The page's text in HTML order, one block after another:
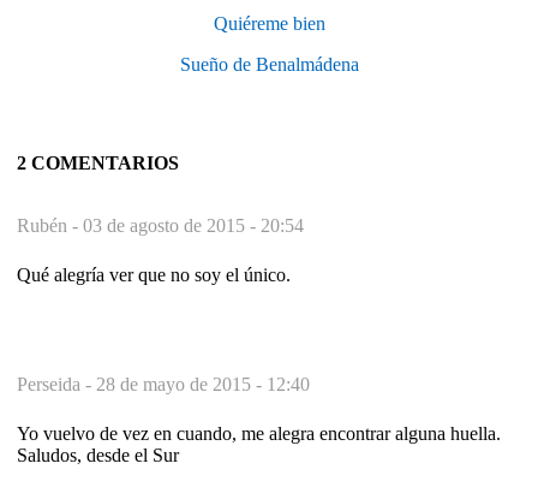
Quiéreme bien
Sueño de Benalmádena
2 COMENTARIOS
Rubén - 03 de agosto de 2015 - 20:54
Qué alegría ver que no soy el único.
Perseida - 28 de mayo de 2015 - 12:40
Yo vuelvo de vez en cuando, me alegra encontrar alguna huella.
Saludos, desde el Sur